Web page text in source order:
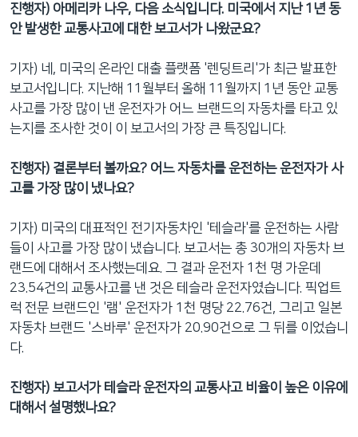
진행자) 아메리카 나우, 다음 소식입니다. 미국에서 지난 1년 동
안 발생한 교통사고에 대한 보고서가 나왔군요?
기자) 네, 미국의 온라인 대출 플랫폼 '렌딩트리'가 최근 발표한
보고서입니다. 지난해 11월부터 올해 11월까지 1년 동안 교통
사고를 가장 많이 낸 운전자가 어느 브랜드의 자동차를 타고 있
는지를 조사한 것이 이 보고서의 가장 큰 특징입니다.
진행자) 결론부터 볼까요? 어느 자동차를 운전하는 운전자가 사
고를 가장 많이 냈나요?
기자) 미국의 대표적인 전기자동차인 '테슬라'를 운전하는 사람
들이 사고를 가장 많이 냈습니다. 보고서는 총 30개의 자동차 브
랜드에 대해서 조사했는데요. 그 결과 운전자 1천 명 가운데
23.54건의 교통사고를 낸 것은 테슬라 운전자였습니다. 픽업트
럭 전문 브랜드인 '램' 운전자가 1천 명당 22.76건, 그리고 일본
자동차 브랜드 '스바루' 운전자가 20.90건으로 그 뒤를 이었습니
다.
진행자) 보고서가 테슬라 운전자의 교통사고 비율이 높은 이유에
대해서 설명했나요?